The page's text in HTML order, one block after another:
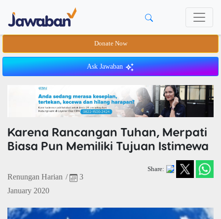
Donate Now
Ask Jawaban
Karena Rancangan Tuhan, Merpati
Biasa Pun Memiliki Tujuan Istimewa
Renungan Harian /
3
January 2020
Share: